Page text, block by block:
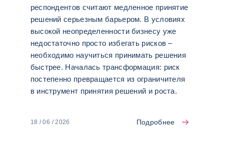
респондентов считают медленное принятие
решений серьезным барьером. В условиях
высокой неопределенности бизнесу уже
недостаточно просто избегать рисков –
необходимо научиться принимать решения
быстрее. Началась трансформация: риск
постепенно превращается из ограничителя
в инструмент принятия решений и роста.
18 / 06 / 2026 Подробнее